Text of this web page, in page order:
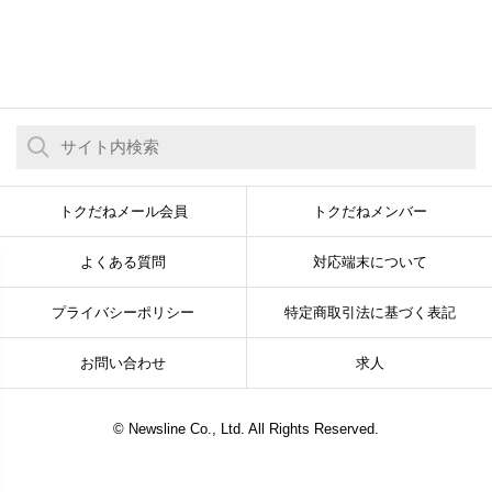
トクだねメール会員 トクだねメンバー
よくある質問 対応端末について
プライバシーポリシー 特定商取引法に基づく表記
お問い合わせ 求人
© Newsline Co., Ltd. All Rights Reserved.